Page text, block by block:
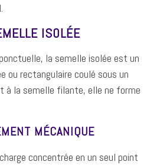
ISOLÉE
la semelle isolée est un
ou rectangulaire coulé sous un
à la semelle filante, elle ne forme
MÉCANIQUE
concentrée en un seul point